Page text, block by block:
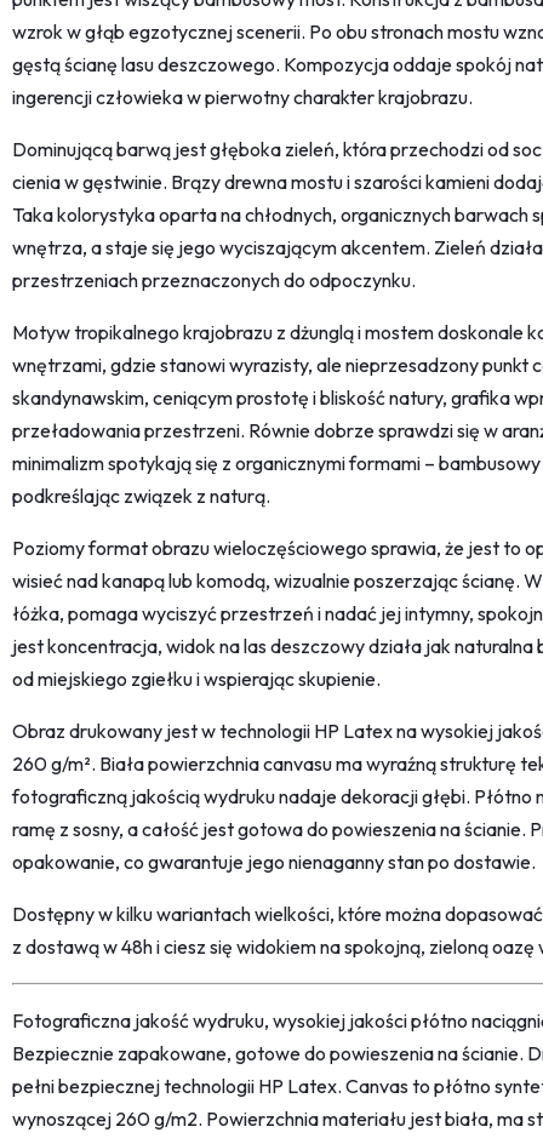
wzrok w głąb egzotycznej scenerii. Po obu stronach mostu
gęstą ścianę lasu deszczowego. Kompozycja oddaje spokój
ingerencji człowieka w pierwotny charakter krajobrazu.
Dominującą barwą jest głęboka zieleń, która przechodzi od
cienia w gęstwinie. Brązy drewna mostu i szarości kamieni
Taka kolorystyka oparta na chłodnych, organicznych barwach
wnętrza, a staje się jego wyciszającym akcentem. Zieleń
przestrzeniach przeznaczonych do odpoczynku.
Motyw tropikalnego krajobrazu z dżunglą i mostem doskonale
wnętrzami, gdzie stanowi wyrazisty, ale nieprzesadzony punkt
skandynawskim, ceniącym prostotę i bliskość natury, grafika
przeładowania przestrzeni. Równie dobrze sprawdzi się w
minimalizm spotykają się z organicznymi formami –
podkreślając związek z naturą.
Poziomy format obrazu wieloczęściowego sprawia, że jest to
wisieć nad kanapą lub komodą, wizualnie poszerzając ścianę.
łóżka, pomaga wyciszyć przestrzeń i nadać jej intymny,
jest koncentracja, widok na las deszczowy działa jak
od miejskiego zgiełku i wspierając skupienie.
Obraz drukowany jest w technologii HP Latex na wysokiej
260 g/m². Biała powierzchnia canvasu ma wyraźną strukturę
fotograficzną jakością wydruku nadaje dekoracji głębi.
ramę z sosny, a całość jest gotowa do powieszenia na ścianie.
opakowanie, co gwarantuje jego nienaganny stan po dostawie.
Dostępny w kilku wariantach wielkości, które można
z dostawą w 48h i ciesz się widokiem na spokojną, zieloną oazę
Fotograficzna jakość wydruku, wysokiej jakości płótno
Bezpiecznie zapakowane, gotowe do powieszenia na ścianie.
pełni bezpiecznej technologii HP Latex. Canvas to płótno
wynoszącej 260 g/m2. Powierzchnia materiału jest biała, ma